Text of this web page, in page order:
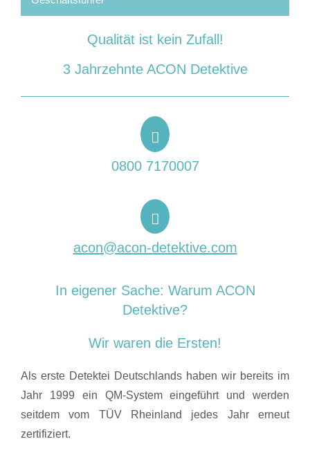
Qualität ist kein Zufall!
3 Jahrzehnte ACON Detektive
0800 7170007
acon@acon-detektive.com
In eigener Sache: Warum ACON
Detektive?
Wir waren die Ersten!
Als erste Detektei Deutschlands haben wir bereits im
Jahr 1999 ein QM-System eingeführt und werden
seitdem vom TÜV Rheinland jedes Jahr erneut
zertifiziert.